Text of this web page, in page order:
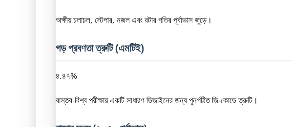
অক্ষীয় চলাচল, স্টেপার, নজল এবং রটার গতির পূর্বাভাস জুড়ে।
গড় প্রবণতা ত্রুটি (এমটিই)
৪.৪৭%
বাস্তব-বিশ্ব পরীক্ষায় একটি সাধারণ ডিজাইনের জন্য পুনর্গঠিত জি-কোডে ত্রুটি।